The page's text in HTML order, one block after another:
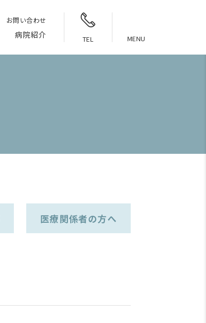
お問い合わせ
病院紹介 TEL MENU
医療関係者の方へ